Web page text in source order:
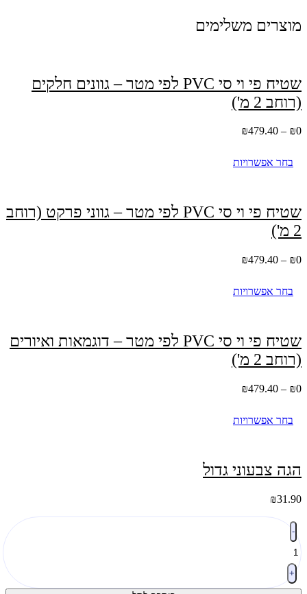
מוצרים משלימים
שטיח פי וי סי PVC לפי מטר – גוונים חלקים
(רוחב 2 מ')
₪0
–
₪479.40
עד
בחר אפשרויות
יש
מספר
סוגים.
לבחור
בעמוד
שטיח פי וי סי PVC לפי מטר – גווני פרקט (רוחב
2 מ')
₪0
–
₪479.40
עד
בחר אפשרויות
יש
מספר
סוגים.
לבחור
בעמוד
שטיח פי וי סי PVC לפי מטר – דוגמאות ואיורים
(רוחב 2 מ')
₪0
–
₪479.40
עד
בחר אפשרויות
יש
מספר
ניתן
את
האפשרויות
בעמוד
המוצר
הגה צבעוני גדול
₪31.90
כמות
של
הגה
צבעוני
גדול
-
+